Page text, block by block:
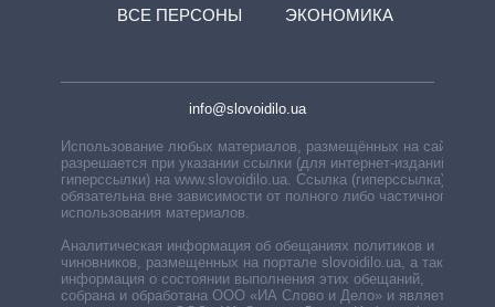
ВСЕ ПЕРСОНЫ
ЭКОНОМИКА
info@slovoidilo.ua
Использование любых материалов, размещённых на сайте,
разрешается при указании ссылки (для интернет-изданий —
гиперссылки) на www.slovoidilo.ua. Ссылка (гиперссылка)
обязательна вне зависимости от полного либо частичного
использования материалов.
Аналитическая информация об обещаниях политиков и
чиновников, размещенных на портале slovoidilo.ua, а также
информация о состоянии выполнения этих обещаний,
собрана и обработана ООО «ИА Слово и Дело» и является